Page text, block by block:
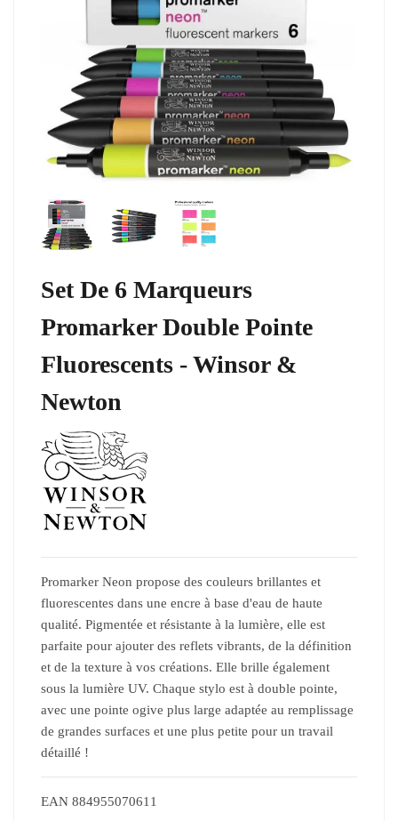
Set De 6 Marqueurs
Promarker Double Pointe
Fluorescents - Winsor &
Newton
Promarker Neon propose des couleurs brillantes et
fluorescentes dans une encre à base d'eau de haute
qualité. Pigmentée et résistante à la lumière, elle est
parfaite pour ajouter des reflets vibrants, de la définition
et de la texture à vos créations. Elle brille également
sous la lumière UV. Chaque stylo est à double pointe,
avec une pointe ogive plus large adaptée au remplissage
de grandes surfaces et une plus petite pour un travail
détaillé !
EAN 884955070611